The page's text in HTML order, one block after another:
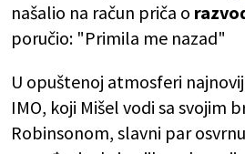
našalio na račun priča o
poručio: "Primila me nazad"
U opuštenoj atmosferi
IMO, koji Mišel vodi sa svojim
Robinsonom, slavni par